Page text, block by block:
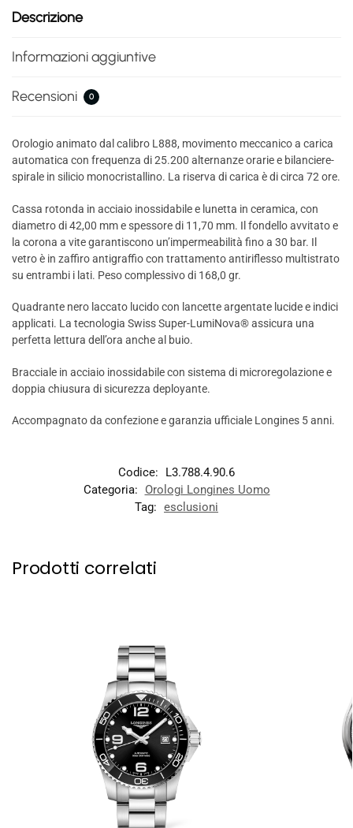
Descrizione
Informazioni aggiuntive
Recensioni 0
Orologio animato dal calibro L888, movimento meccanico a carica
automatica con frequenza di 25.200 alternanze orarie e bilanciere-
spirale in silicio monocristallino. La riserva di carica è di circa 72 ore.
Cassa rotonda in acciaio inossidabile e lunetta in ceramica, con
diametro di 42,00 mm e spessore di 11,70 mm. Il fondello avvitato e
la corona a vite garantiscono un’impermeabilità fino a 30 bar. Il
vetro è in zaffiro antigraffio con trattamento antiriflesso multistrato
su entrambi i lati. Peso complessivo di 168,0 gr.
Quadrante nero laccato lucido con lancette argentate lucide e indici
applicati. La tecnologia Swiss Super-LumiNova® assicura una
perfetta lettura dell’ora anche al buio.
Bracciale in acciaio inossidabile con sistema di microregolazione e
doppia chiusura di sicurezza deployante.
Accompagnato da confezione e garanzia ufficiale Longines 5 anni.
Codice:
L3.788.4.90.6
Categoria:
Orologi Longines Uomo
Tag: esclusioni
Prodotti correlati